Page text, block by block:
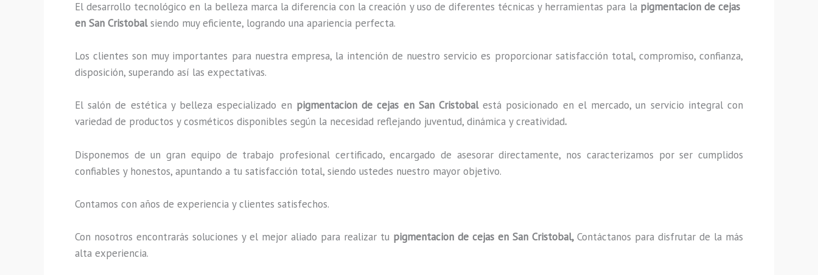
El desarrollo tecnológico en la belleza marca la diferencia con la creación y uso de diferentes técnicas y herramientas para la pigmentacion de cejas
en San Cristobalsiendo muy eficiente, logrando una apariencia perfecta.
Los clientes son muy importantes para nuestra empresa, la intención de nuestro servicio es proporcionar satisfacción total, compromiso, confianza,
disposición, superando así las expectativas.
El salón de estética y belleza especializado en pigmentacion de cejas en San Cristobalestá posicionado en el mercado, un servicio integral con
variedad de productos y cosméticos disponibles según la necesidad reflejando juventud, dinámica y creatividad.
Disponemos de un gran equipo de trabajo profesional certificado, encargado de asesorar directamente, nos caracterizamos por ser cumplidos
confiables y honestos, apuntando a tu satisfacción total, siendo ustedes nuestro mayor objetivo.
Contamos con años de experiencia y clientes satisfechos.
Con nosotros encontrarás soluciones y el mejor aliado para realizar tu pigmentacion de cejas en San Cristobal, Contáctanos para disfrutar de la más
alta experiencia.